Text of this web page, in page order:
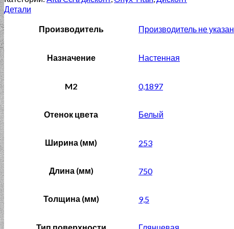
Детали
Производитель Производитель не указан
Назначение Настенная
M2 0,1897
Отенок цвета Белый
Ширина (мм) 253
Длина (мм) 750
Толщина (мм) 9,5